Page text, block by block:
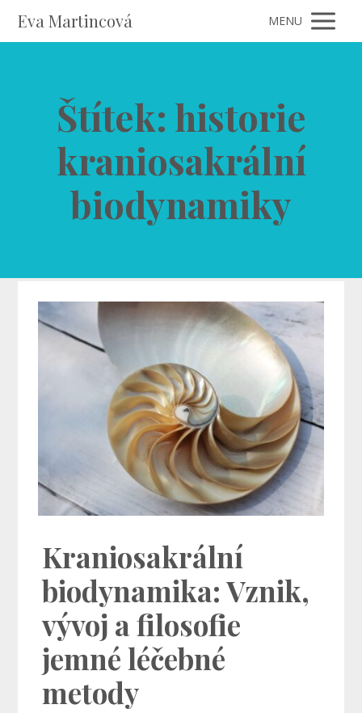
Eva Martincová MENU
Štítek: historie
kraniosakrální
biodynamiky
Kraniosakrální
biodynamika: Vznik,
vývoj a filosofie
jemné léčebné
metody